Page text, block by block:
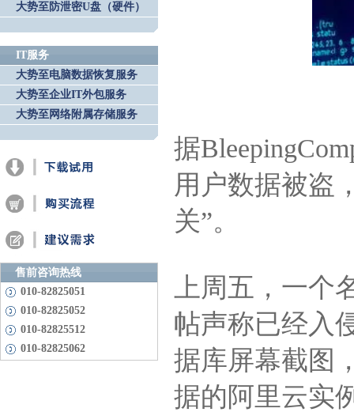
大势至防泄密U盘（硬件）
IT服务
大势至电脑数据恢复服务
大势至企业IT外包服务
大势至网络附属存储服务
售前咨询热线
010-82825051
010-82825052
010-82825512
010-82825062
据
用户数据被盗
关”。
上周五，一个
帖声称已经入
据库屏幕截图
据的阿里云实